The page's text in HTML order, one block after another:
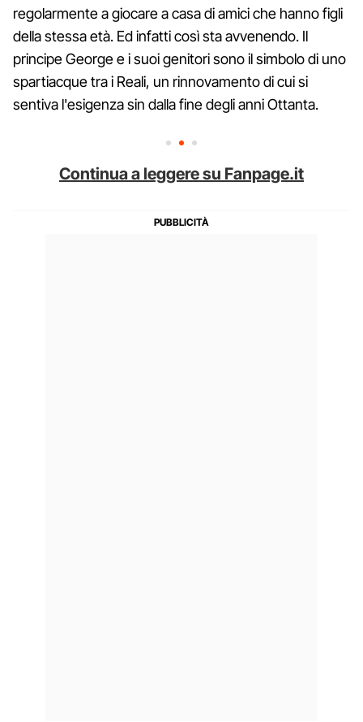
regolarmente a giocare a casa di amici che hanno figli
della stessa età. Ed infatti così sta avvenendo. Il
principe George e i suoi genitori sono il simbolo di uno
spartiacque tra i Reali, un rinnovamento di cui si
sentiva l'esigenza sin dalla fine degli anni Ottanta.
Continua a leggere su Fanpage.it